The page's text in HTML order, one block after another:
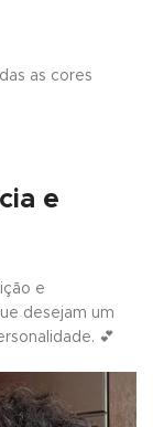
as cores
e
e
desejam um
💕